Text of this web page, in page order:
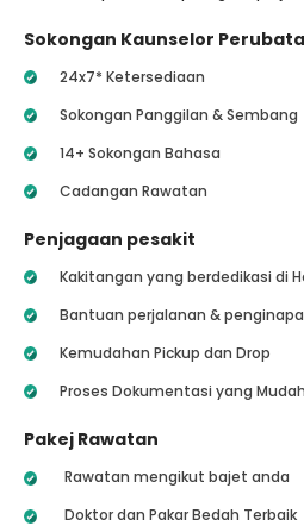
Sokongan Kaunselor
24x7* Ketersediaan
Sokongan Panggilan & Sembang
14+ Sokongan Bahasa
Cadangan Rawatan
Penjagaan pesakit
Kakitangan yang berdedikasi di
Bantuan perjalanan &
Kemudahan Pickup dan Drop
Proses Dokumentasi yang Mudah
Pakej Rawatan
Rawatan mengikut bajet anda
Doktor dan Pakar Bedah Terbaik